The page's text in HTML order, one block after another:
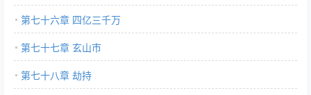
第七十六章 四亿三千万
第七十七章 玄山市
第七十八章 劫持